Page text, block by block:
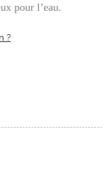
pour l’eau.
?